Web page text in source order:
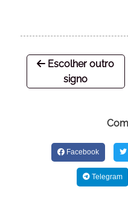
Escolher outro
signo
Facebook
Telegram